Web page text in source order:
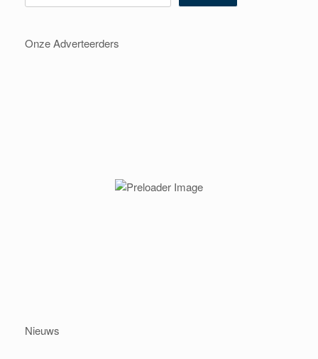
Onze Adverteerders
Nieuws